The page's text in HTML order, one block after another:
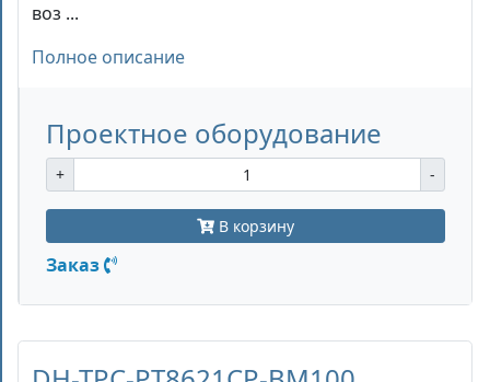
воз ...
Полное описание
Проектное оборудование
+ -
В корзину
Заказ